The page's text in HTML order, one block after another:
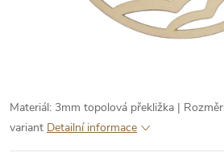
Materiál: 3mm topolová překližka |
variant Detailní informace